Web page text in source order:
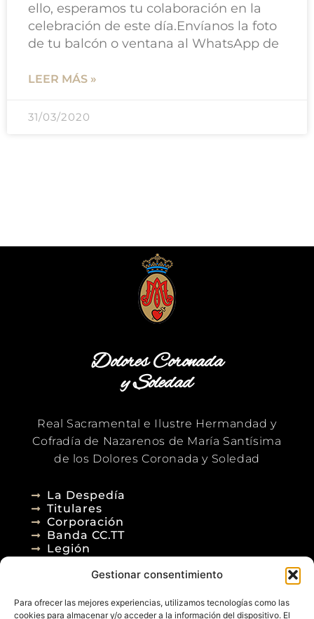
Gestionar consentimiento
Para ofrecer las mejores experiencias, utilizamos tecnologías como las
cookies para almacenar y/o acceder a la información del dispositivo. El
ello, esperamos tu colaboración en la
celebración de este día.Envíanos la foto
de tu balcón o ventana al WhatsApp de
LEER MÁS »
31/03/2020
Dolores Coronada
y Soledad
Real Sacramental e Ilustre Hermandad y
Cofradía de Nazarenos de María Santísima
de los Dolores Coronada y Soledad
La Despedía
Titulares
Corporación
Banda CC.TT
Legión
Agenda
Blog
Contacto